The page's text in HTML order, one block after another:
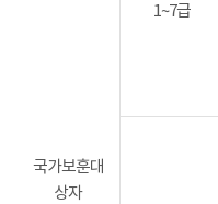
국가보훈대
상자
1~7급